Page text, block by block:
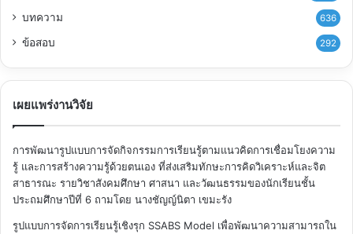
บทความ 636
ข้อสอบ 292
เผยแพร่งานวิจัย
การพัฒนารูปแบบการจัดกิจกรรมการเรียนรู้ตามแนวคิดการเชื่อมโยงความ
รู้ และการสร้างความรู้ด้วยตนเอง ที่ส่งเสริมทักษะการคิดวิเคราะห์และจิต
สาธารณะ รายวิชาสังคมศึกษา ศาสนา และวัฒนธรรมของนักเรียนชั้น
ประถมศึกษาปีที่ 6 ถามโดย นางชัญญ์นิตา เขมะรัง
รูปแบบการจัดการเรียนรู้เชิงรุก SSABS Model เพื่อพัฒนาความสามารถใน